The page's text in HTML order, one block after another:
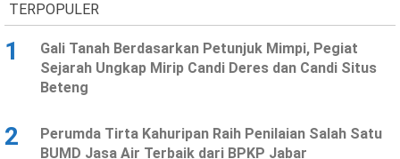
TERPOPULER
1
Gali Tanah Berdasarkan Petunjuk Mimpi, Pegiat
Sejarah Ungkap Mirip Candi Deres dan Candi Situs
Beteng
2
Perumda Tirta Kahuripan Raih Penilaian Salah Satu
BUMD Jasa Air Terbaik dari BPKP Jabar